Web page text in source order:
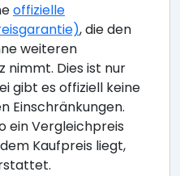
offizielle
, die den
weiteren
nimmt. Dies ist nur
gibt es offiziell keine
Einschränkungen.
ein Vergleichpreis
Kaufpreis liegt,